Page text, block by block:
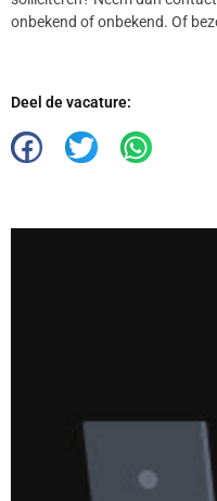
onbekend of onbekend. Of
Deel de vacature: